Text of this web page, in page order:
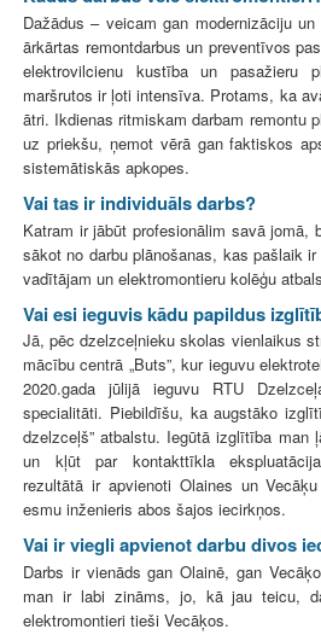
Dažādus – veicam gan modernizāciju
ārkārtas remontdarbus un preventīvos
elektrovilcienu kustība un pasažieru
maršrutos ir ļoti intensīva. Protams, ka
ātri. Ikdienas ritmiskam darbam remontu
uz priekšu, ņemot vērā gan faktiskos
sistemātiskās apkopes.
Vai tas ir individuāls darbs?
Katram ir jābūt profesionālim savā
sākot no darbu plānošanas, kas pašlaik
vadītājam un elektromontieru kolēģu
Vai esi ieguvis kādu papildus
Jā, pēc dzelzceļnieku skolas vienlaikus
mācību centrā „Buts”, kur ieguvu
2020.gada jūlijā ieguvu RTU
specialitāti. Piebildīšu, ka augstāko
dzelzceļš” atbalstu. Iegūtā izglītība man
un kļūt par kontakttīkla
rezultātā ir apvienoti Olaines un
esmu inženieris abos šajos iecirkņos.
Vai ir viegli apvienot darbu divos
Darbs ir vienāds gan Olainē, gan
man ir labi zināms, jo, kā jau teicu,
elektromontieri tieši Vecāķos.